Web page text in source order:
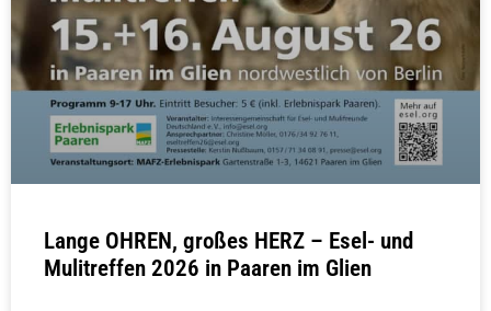
Lange OHREN, großes HERZ – Esel- und
Mulitreffen 2026 in Paaren im Glien